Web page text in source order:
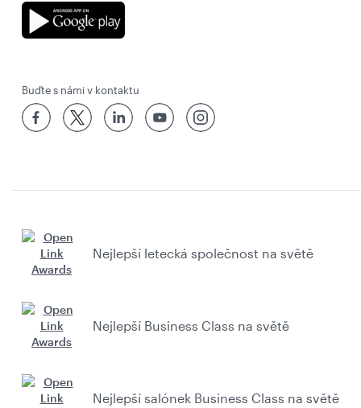
Buďte s námi v kontaktu
Nejlepší letecká společnost na světě
Nejlepší Business Class na světě
Nejlepší salónek Business Class na světě